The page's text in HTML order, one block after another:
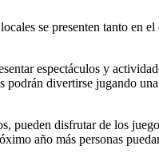
se presenten tanto en
espectáculos y
divertirse jugando
pueden disfrutar de los
año más personas